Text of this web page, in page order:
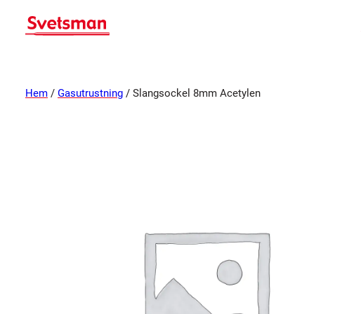
Hem / Gasutrustning / Slangsockel 8mm Acetylen